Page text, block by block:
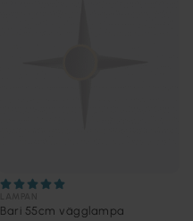
Bari 55cm vägglampa